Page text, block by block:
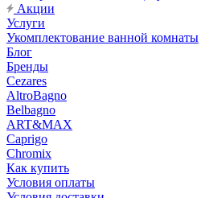
Акции
Услуги
Укомплектование ванной комнаты
Блог
Бренды
Cezares
AltroBagno
Belbagno
ART&MAX
Caprigo
Chromix
Как купить
Условия оплаты